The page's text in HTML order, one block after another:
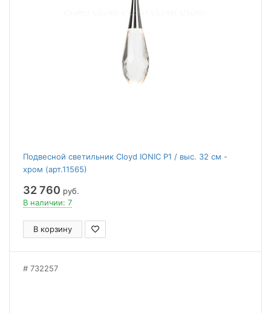
Подвесной светильник Cloyd IONIC P1 / выс. 32 см -
хром (арт.11565)
32 760 руб.
В наличии: 7
В корзину
732257